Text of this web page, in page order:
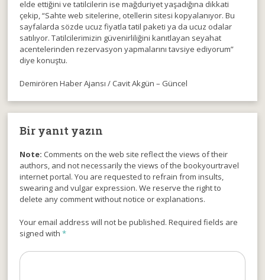
elde ettiğini ve tatilcilerin ise mağduriyet yaşadığına dikkati
çekip, “Sahte web sitelerine, otellerin sitesi kopyalanıyor. Bu
sayfalarda sözde ucuz fiyatla tatil paketi ya da ucuz odalar
satılıyor. Tatilcilerimizin güvenirliliğini kanıtlayan seyahat
acentelerinden rezervasyon yapmalarını tavsiye ediyorum”
diye konuştu.
Demirören Haber Ajansı / Cavit Akgün – Güncel
Bir yanıt yazın
Note: Comments on the web site reflect the views of their
authors, and not necessarily the views of the bookyourtravel
internet portal. You are requested to refrain from insults,
swearing and vulgar expression. We reserve the right to
delete any comment without notice or explanations.
Your email address will not be published. Required fields are
signed with*